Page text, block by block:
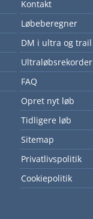
Kontakt
Løbeberegner
DM i ultra og trail
Ultraløbsrekorder
FAQ
Opret nyt løb
Tidligere løb
Sitemap
Privatlivspolitik
Cookiepolitik